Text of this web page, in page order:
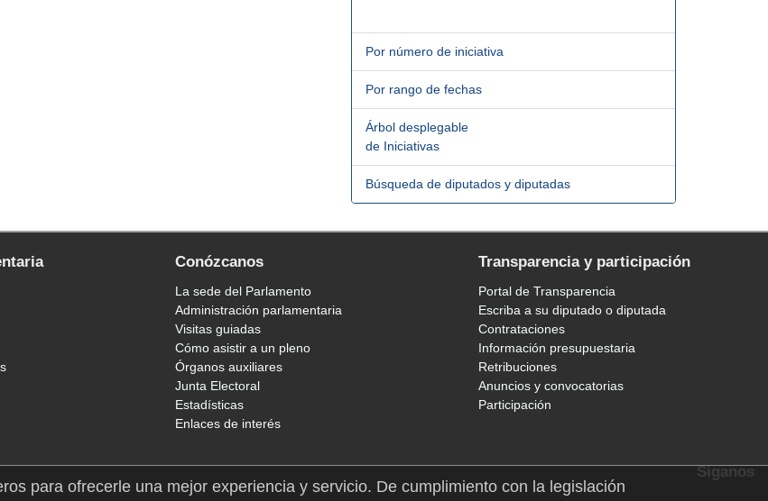
Por número de iniciativa
Por rango de fechas
Árbol desplegable
de Iniciativas
Búsqueda de diputados y diputadas
Conózcanos
La sede del Parlamento
Administración parlamentaria
Visitas guiadas
Cómo asistir a un pleno
Órganos auxiliares
Junta Electoral
Estadísticas
Enlaces de interés
Transparencia y participación
Portal de Transparencia
Escriba a su diputado o diputada
Contrataciones
Información presupuestaria
Retribuciones
Anuncios y convocatorias
Participación
Síganos
para ofrecerle una mejor experiencia y servicio. De cumplimiento con la legislación